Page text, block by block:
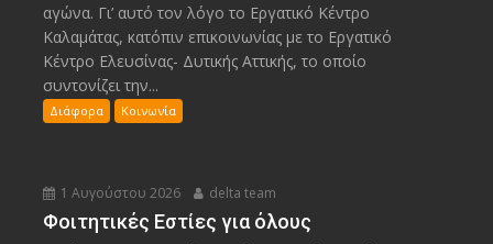
αγώνα. Γι’ αυτό τον λόγο το Εργατικό Κέντρο
Καλαμάτας, κατόπιν επικοινωνίας με το Εργατικό
Κέντρο Ελευσίνας- Δυτικής Αττικής, το οποίο
συντονίζει την...
Διάφορα Κοινωνία
1 Αυγούστου 2026 delta team
Φοιτητικές Εστίες για όλους